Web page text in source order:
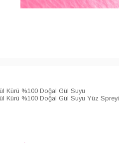
Kürü %100 Doğal Gül Suyu
Kürü %100 Doğal Gül Suyu Yüz Spreyi